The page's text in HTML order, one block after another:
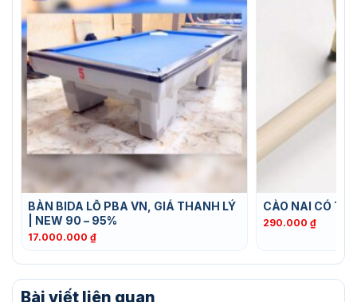
BÀN BIDA LỖ PBA VN, GIÁ THANH LÝ
| NEW 90 – 95%
17.000.000 ₫
CÀO NAI CÓ
290.000₫
Bài viết liên quan